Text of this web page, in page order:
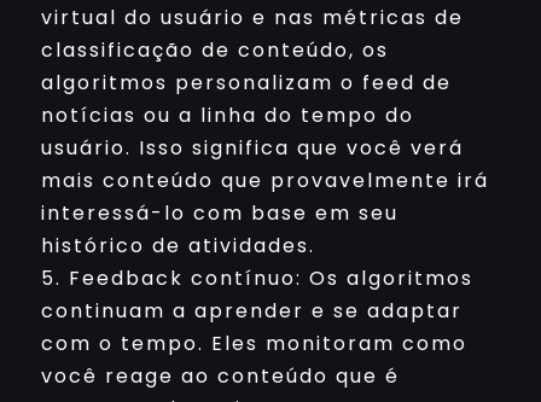
virtual do usuário e nas métricas de
classificação de conteúdo, os
algoritmos personalizam o feed de
notícias ou a linha do tempo do
usuário. Isso significa que você verá
mais conteúdo que provavelmente irá
interessá-lo com base em seu
histórico de atividades.
5. Feedback contínuo: Os algoritmos
continuam a aprender e se adaptar
com o tempo. Eles monitoram como
você reage ao conteúdo que é